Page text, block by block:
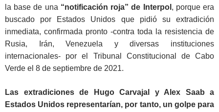
la base de una “notificación roja” de Interpol , porque era
buscado por Estados Unidos que pidió su extradición
inmediata, confirmada pronto -contra toda la resistencia de
Rusia, Irán, Venezuela y diversas instituciones
internacionales- por el Tribunal Constitucional de Cabo
Verde el 8 de septiembre de 2021.
Las extradiciones de Hugo Carvajal y Alex Saab a
Estados Unidos representarían, por tanto, un golpe para